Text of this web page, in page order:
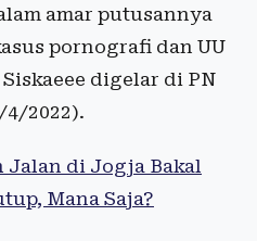
amar putusannya
pornografi dan UU
digelar di PN
4/2022).
Jalan di Jogja Bakal
Mana Saja?